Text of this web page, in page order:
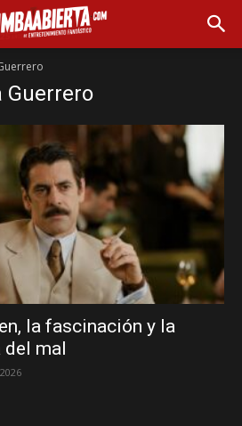
Guerrero
la fascinación y la
mal